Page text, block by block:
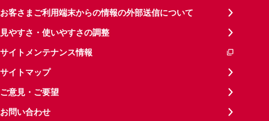
お客さまご利用端末からの情報の外部送信について
見やすさ・使いやすさの調整
サイトメンテナンス情報
サイトマップ
ご意見・ご要望
お問い合わせ